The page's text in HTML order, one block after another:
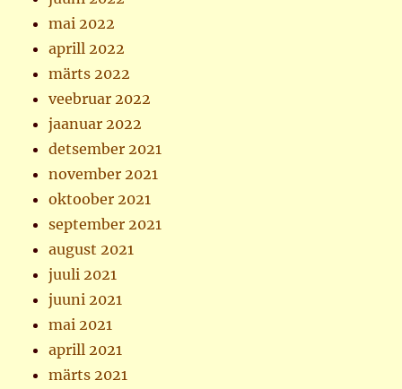
mai 2022
aprill 2022
märts 2022
veebruar 2022
jaanuar 2022
detsember 2021
november 2021
oktoober 2021
september 2021
august 2021
juuli 2021
juuni 2021
mai 2021
aprill 2021
märts 2021